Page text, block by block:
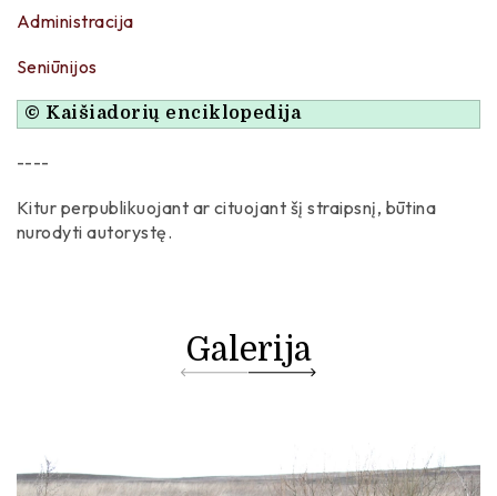
Administracija
Seniūnijos
© Kaišiadorių enciklopedija
----
Kitur perpublikuojant ar cituojant šį straipsnį, būtina
nurodyti autorystę.
Galerija